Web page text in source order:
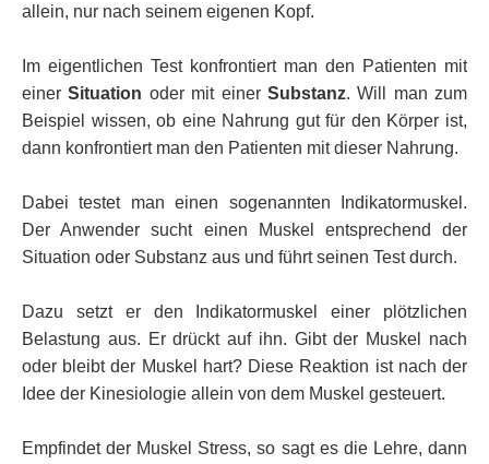
allein, nur nach seinem eigenen Kopf.
Im eigentlichen Test konfrontiert man den Patienten mit
einerSituation oder mit einer Substanz. Will man zum
Beispiel wissen, ob eine Nahrung gut für den Körper ist,
dann konfrontiert man den Patienten mit dieser Nahrung.
Dabei testet man einen sogenannten Indikatormuskel.
Der Anwender sucht einen Muskel entsprechend der
Situation oder Substanz aus und führt seinen Test durch.
Dazu setzt er den Indikatormuskel einer plötzlichen
Belastung aus. Er drückt auf ihn. Gibt der Muskel nach
oder bleibt der Muskel hart? Diese Reaktion ist nach der
Idee der Kinesiologie allein von dem Muskel gesteuert.
Empfindet der Muskel Stress, so sagt es die Lehre, dann